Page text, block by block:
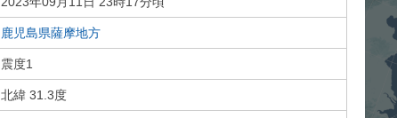
鹿児島県薩摩地方
震度1
北緯 31.3度